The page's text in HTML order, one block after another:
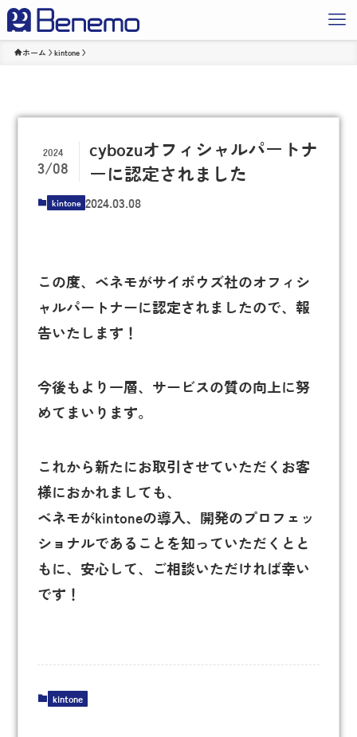
ホーム kintone
cybozuオフィシャルパートナ
ーに認定されました
2024
3/08
kintone 2024.03.08
この度、ベネモがサイボウズ社のオフィシ
ャルパートナーに認定されましたので、報
告いたします！
今後もより一層、サービスの質の向上に努
めてまいります。
これから新たにお取引させていただくお客
様におかれましても、
ベネモがkintoneの導入、開発のプロフェッ
ショナルであることを知っていただくとと
もに、安心して、ご相談いただければ幸い
です！
kintone